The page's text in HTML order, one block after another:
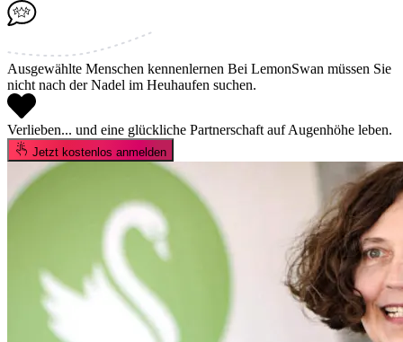
Ausgewählte Menschen kennenlernen Bei LemonSwan müssen Sie
nicht nach der Nadel im Heuhaufen suchen.
Verlieben... und eine glückliche Partnerschaft auf Augenhöhe leben.
Jetzt kostenlos anmelden